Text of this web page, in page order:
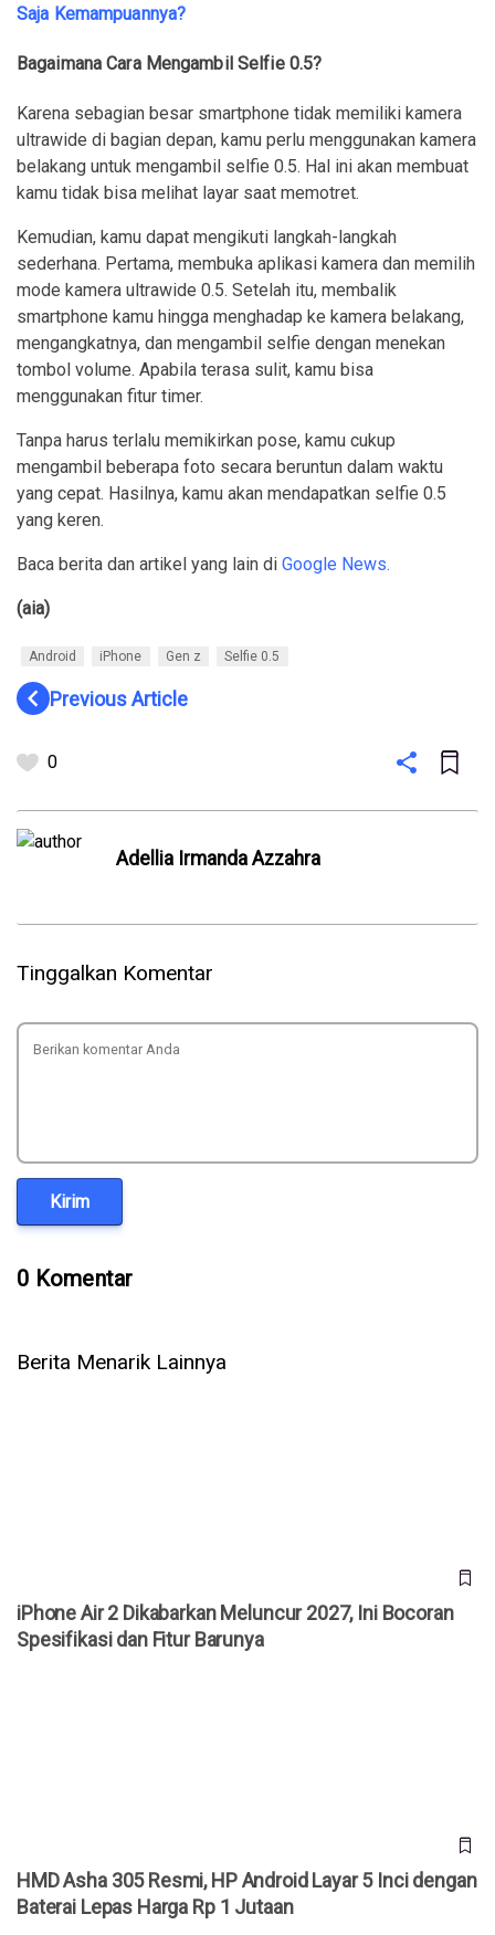
Saja Kemampuannya?
Bagaimana Cara Mengambil Selfie 0.5?
Karena sebagian besar smartphone tidak memiliki kamera
ultrawide di bagian depan, kamu perlu menggunakan kamera
belakang untuk mengambil selfie 0.5. Hal ini akan membuat
kamu tidak bisa melihat layar saat memotret.
Kemudian, kamu dapat mengikuti langkah-langkah
sederhana. Pertama, membuka aplikasi kamera dan memilih
mode kamera ultrawide 0.5. Setelah itu, membalik
smartphone kamu hingga menghadap ke kamera belakang,
mengangkatnya, dan mengambil selfie dengan menekan
tombol volume. Apabila terasa sulit, kamu bisa
menggunakan fitur timer.
Tanpa harus terlalu memikirkan pose, kamu cukup
mengambil beberapa foto secara beruntun dalam waktu
yang cepat. Hasilnya, kamu akan mendapatkan selfie 0.5
yang keren.
Baca berita dan artikel yang lain di Google News.
(aia)
Android iPhone Gen z Selfie 0.5
navigate_beforePrevious Article
0
Adellia Irmanda Azzahra
Tinggalkan Komentar
Kirim
0 Komentar
Berita Menarik Lainnya
iPhone Air 2 Dikabarkan Meluncur 2027, Ini Bocoran
Spesifikasi dan Fitur Barunya
HMD Asha 305 Resmi, HP Android Layar 5 Inci dengan
Baterai Lepas Harga Rp 1 Jutaan